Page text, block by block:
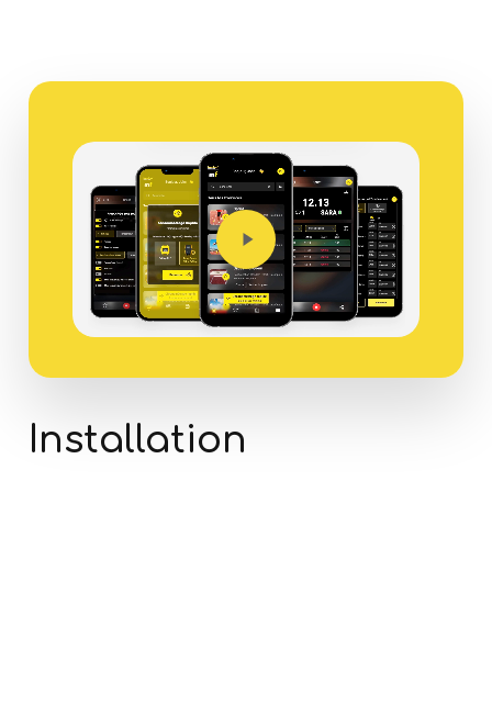
Installation
Play
Video